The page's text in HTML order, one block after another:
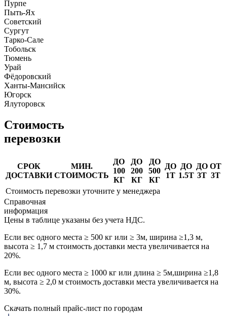
Пурпе
Пыть-Ях
Советский
Сургут
Тарко-Сале
Тобольск
Тюмень
Урай
Фёдоровский
Ханты-Мансийск
Югорск
Ялуторовск
Стоимость
перевозки
СРОК
ДОСТАВКИ
МИН.
СТОИМОСТЬ
ДО
100
КГ
ДО
200
КГ
ДО
500
КГ
ДО
1Т
ДО
1.5Т
ДО
3Т
ОТ
3Т
Стоимость перевозки уточните у менеджера
Справочная
информация
Цены в таблице указаны без учета НДС.
Если вес одного места ≥ 500 кг или ≥ 3м, ширина ≥1,3 м,
высота ≥ 1,7 м стоимость доставки места увеличивается на
20%.
Если вес одного места ≥ 1000 кг или длина ≥ 5м,ширина ≥1,8
м, высота ≥ 2,0 м стоимость доставки места увеличивается на
30%.
Скачать полный прайс-лист по городам